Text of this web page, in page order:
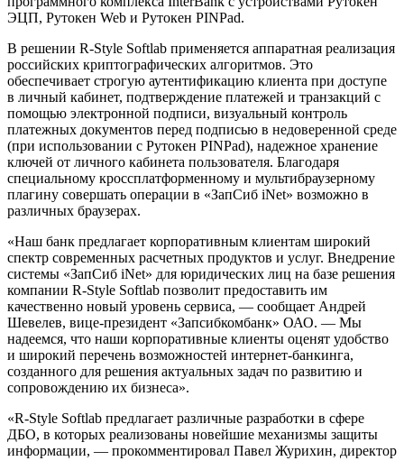
ЭЦП, Рутокен Web и Рутокен PINPad.
В решении R-Style Softlab применяется аппаратная реализация
российских криптографических алгоритмов. Это
обеспечивает строгую аутентификацию клиента при доступе
в личный кабинет, подтверждение платежей и транзакций с
помощью электронной подписи, визуальный контроль
платежных документов перед подписью в недоверенной среде
(при использовании с Рутокен PINPad), надежное хранение
ключей от личного кабинета пользователя. Благодаря
специальному кроссплатформенному и мультибраузерному
плагину совершать операции в «ЗапСиб iNet» возможно в
различных браузерах.
«Наш банк предлагает корпоративным клиентам широкий
спектр современных расчетных продуктов и услуг. Внедрение
системы «ЗапСиб iNet» для юридических лиц на базе решения
компании R-Style Softlab позволит предоставить им
качественно новый уровень сервиса, — сообщает Андрей
Шевелев, вице-президент «Запсибкомбанк» ОАО. — Мы
надеемся, что наши корпоративные клиенты оценят удобство
и широкий перечень возможностей интернет-банкинга,
созданного для решения актуальных задач по развитию и
сопровождению их бизнеса».
«R-Style Softlab предлагает различные разработки в сфере
ДБО, в которых реализованы новейшие механизмы защиты
информации, — прокомментировал Павел Журихин, директор